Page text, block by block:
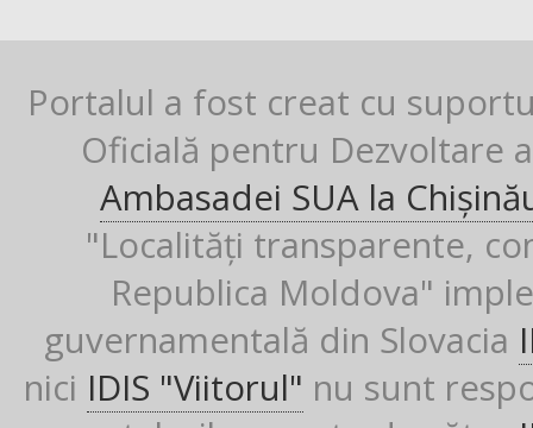
Portalul a fost creat cu
Oficială pentru Dezvoltare
Ambasadei SUA la
"Localități transparente,
Republica Moldova"
guvernamentală din Slovacia
nici IDIS "Viitorul" nu sunt